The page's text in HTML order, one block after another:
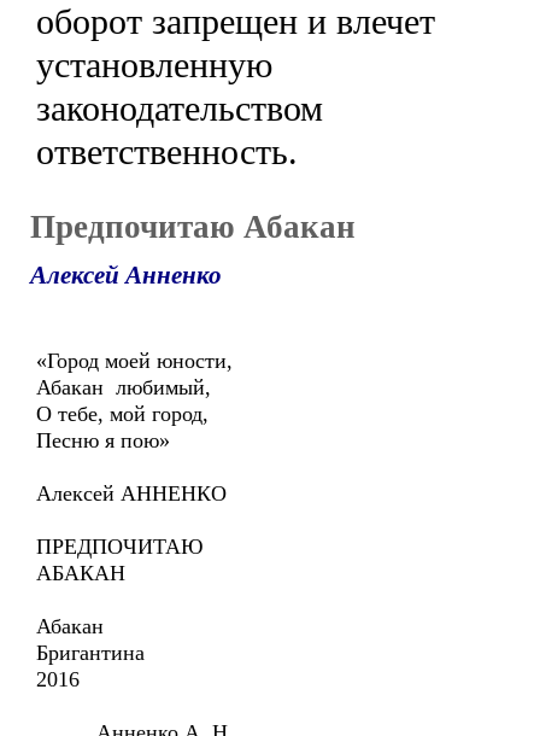
оборот запрещен и влечет
установленную
законодательством
ответственность.
Предпочитаю Абакан
Алексей Анненко
«Город моей юности,
Абакан любимый,
О тебе, мой город,
Песню я пою»
Алексей АННЕНКО
ПРЕДПОЧИТАЮ
АБАКАН
Абакан
Бригантина
2016